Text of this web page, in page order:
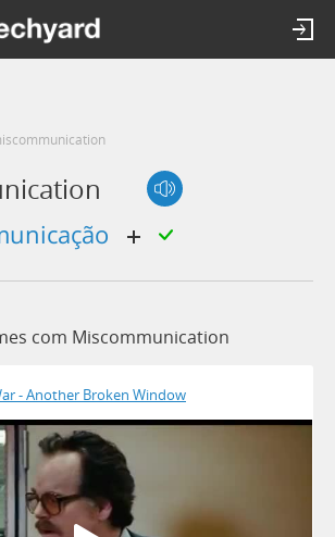
com Miscommunication
- Another Broken Window